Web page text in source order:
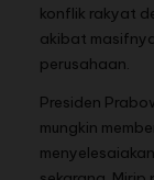
konflik rakyat
akibat
perusahaan.
Presiden
mungkin